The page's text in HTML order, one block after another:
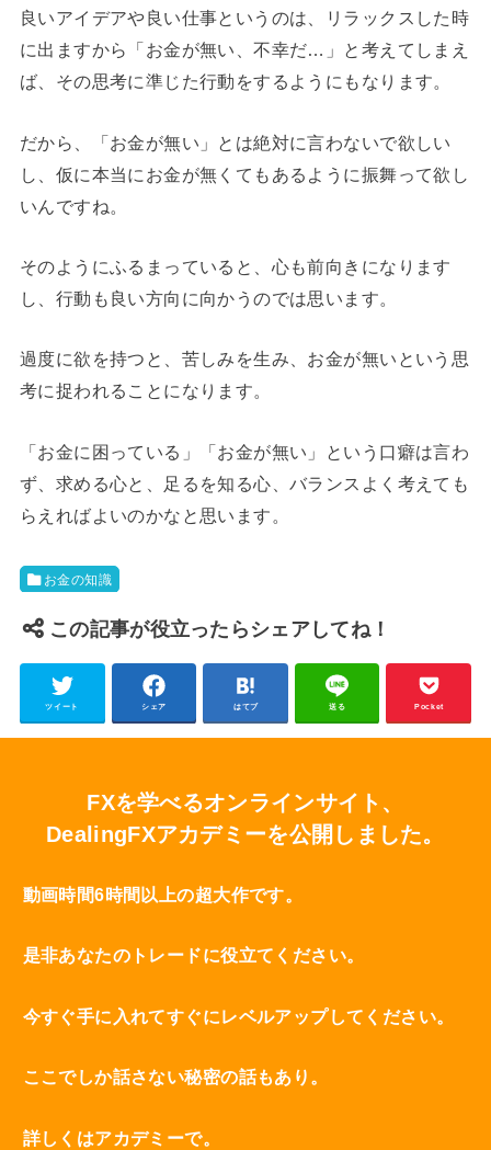
良いアイデアや良い仕事というのは、リラックスした時
に出ますから「お金が無い、不幸だ…」と考えてしまえ
ば、その思考に準じた行動をするようにもなります。
だから、「お金が無い」とは絶対に言わないで欲しい
し、仮に本当にお金が無くてもあるように振舞って欲し
いんですね。
そのようにふるまっていると、心も前向きになります
し、行動も良い方向に向かうのでは思います。
過度に欲を持つと、苦しみを生み、お金が無いという思
考に捉われることになります。
「お金に困っている」「お金が無い」という口癖は言わ
ず、求める心と、足るを知る心、バランスよく考えても
らえればよいのかなと思います。
お金の知識
この記事が役立ったらシェアしてね！
ツイート シェア はてブ 送る Pocket
FXを学べるオンラインサイト、
DealingFXアカデミーを公開しました。
動画時間6時間以上の超大作です。
是非あなたのトレードに役立てください。
今すぐ手に入れてすぐにレベルアップしてください。
ここでしか話さない秘密の話もあり。
詳しくはアカデミーで。